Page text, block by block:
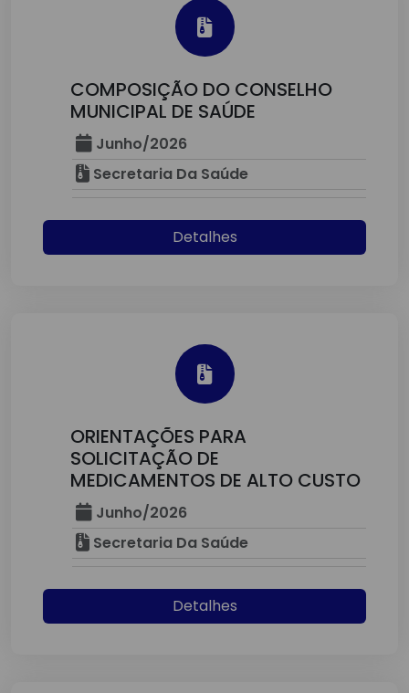
COMPOSIÇÃO DO CONSELHO
MUNICIPAL DE SAÚDE
Junho/2026
Secretaria Da Saúde
Detalhes
ORIENTAÇÕES PARA
SOLICITAÇÃO DE
MEDICAMENTOS DE ALTO CUSTO
Junho/2026
Secretaria Da Saúde
Detalhes